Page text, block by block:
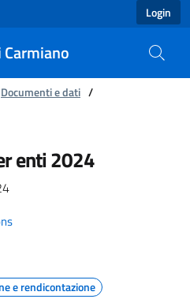
Login
Documenti e dati /
2024 - Comune di
enti 2024
e rendicontazione